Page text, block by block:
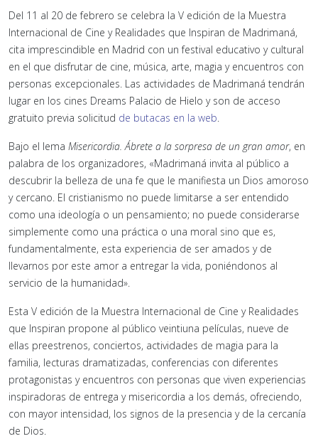
Del 11 al 20 de febrero se celebra la V edición de la Muestra
Internacional de Cine y Realidades que Inspiran de Madrimaná,
cita imprescindible en Madrid con un festival educativo y cultural
en el que disfrutar de cine, música, arte, magia y encuentros con
personas excepcionales. Las actividades de Madrimaná tendrán
lugar en los cines Dreams Palacio de Hielo y son de acceso
gratuito previa solicitud de butacas en la web
Bajo el lema Misericordia. Ábrete a la sorpresa de un gran amor, en
palabra de los organizadores, «Madrimaná invita al público a
descubrir la belleza de una fe que le manifiesta un Dios amoroso
y cercano. El cristianismo no puede limitarse a ser entendido
como una ideología o un pensamiento; no puede considerarse
simplemente como una práctica o una moral sino que es,
fundamentalmente, esta experiencia de ser amados y de
llevarnos por este amor a entregar la vida, poniéndonos al
servicio de la humanidad».
Esta V edición de la Muestra Internacional de Cine y Realidades
que Inspiran propone al público veintiuna películas, nueve de
ellas preestrenos, conciertos, actividades de magia para la
familia, lecturas dramatizadas, conferencias con diferentes
protagonistas y encuentros con personas que viven experiencias
inspiradoras de entrega y misericordia a los demás, ofreciendo,
con mayor intensidad, los signos de la presencia y de la cercanía
de Dios.